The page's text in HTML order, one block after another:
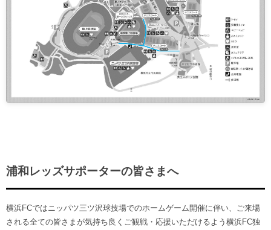
浦和レッズサポーターの皆さまへ
横浜FCではニッパツ三ツ沢球技場でのホームゲーム開催に伴い、ご来場
される全ての皆さまが気持ち良くご観戦・応援いただけるよう横浜FC独